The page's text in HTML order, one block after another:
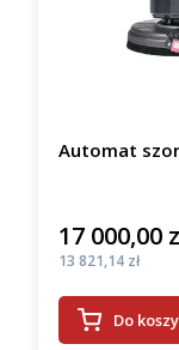
Automat
Cena
17 000,00
Cena
13 821,14 zł
Do